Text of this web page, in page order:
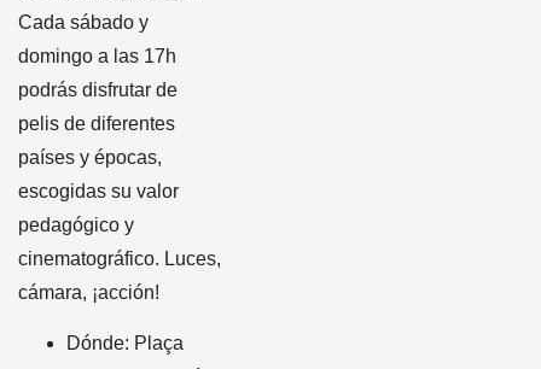
Cada sábado y
domingo a las 17h
podrás disfrutar de
pelis de diferentes
países y épocas,
escogidas su valor
pedagógico y
cinematográfico. Luces,
cámara, ¡acción!
Dónde: Plaça